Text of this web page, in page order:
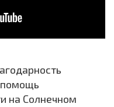
на Солнечном